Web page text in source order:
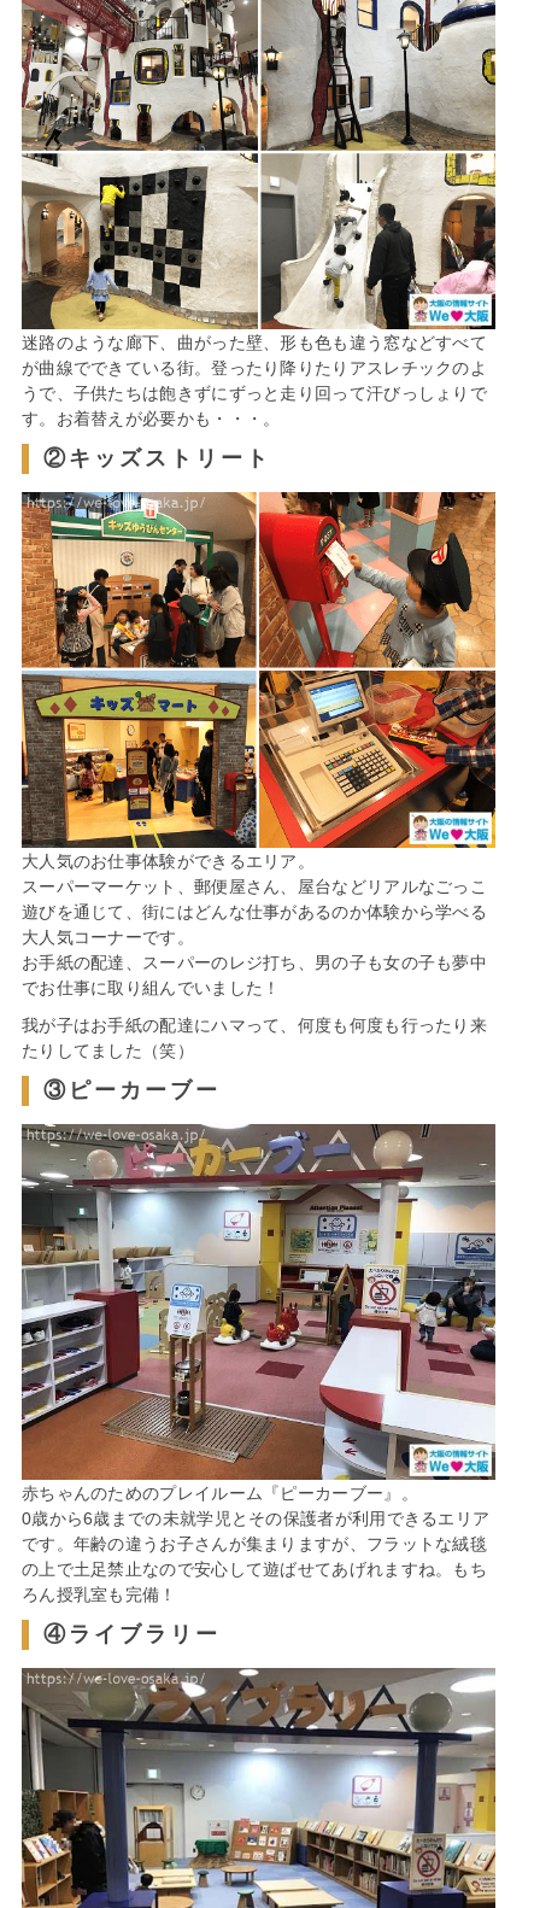
迷路のような廊下、曲がった壁、形も色も違う窓などすべて
が曲線でできている街。登ったり降りたりアスレチックのよ
うで、子供たちは飽きずにずっと走り回って汗びっしょりで
す。お着替えが必要かも・・・。
②キッズストリート
大人気のお仕事体験ができるエリア。
スーパーマーケット、郵便屋さん、屋台などリアルなごっこ
遊びを通じて、街にはどんな仕事があるのか体験から学べる
大人気コーナーです。
お手紙の配達、スーパーのレジ打ち、男の子も女の子も夢中
でお仕事に取り組んでいました！
我が子はお手紙の配達にハマって、何度も何度も行ったり来
たりしてました（笑）
③ピーカーブー
赤ちゃんのためのプレイルーム『ピーカーブー』。
0歳から6歳までの未就学児とその保護者が利用できるエリア
です。年齢の違うお子さんが集まりますが、フラットな絨毯
の上で土足禁止なので安心して遊ばせてあげれますね。もち
ろん授乳室も完備！
④ライブラリー